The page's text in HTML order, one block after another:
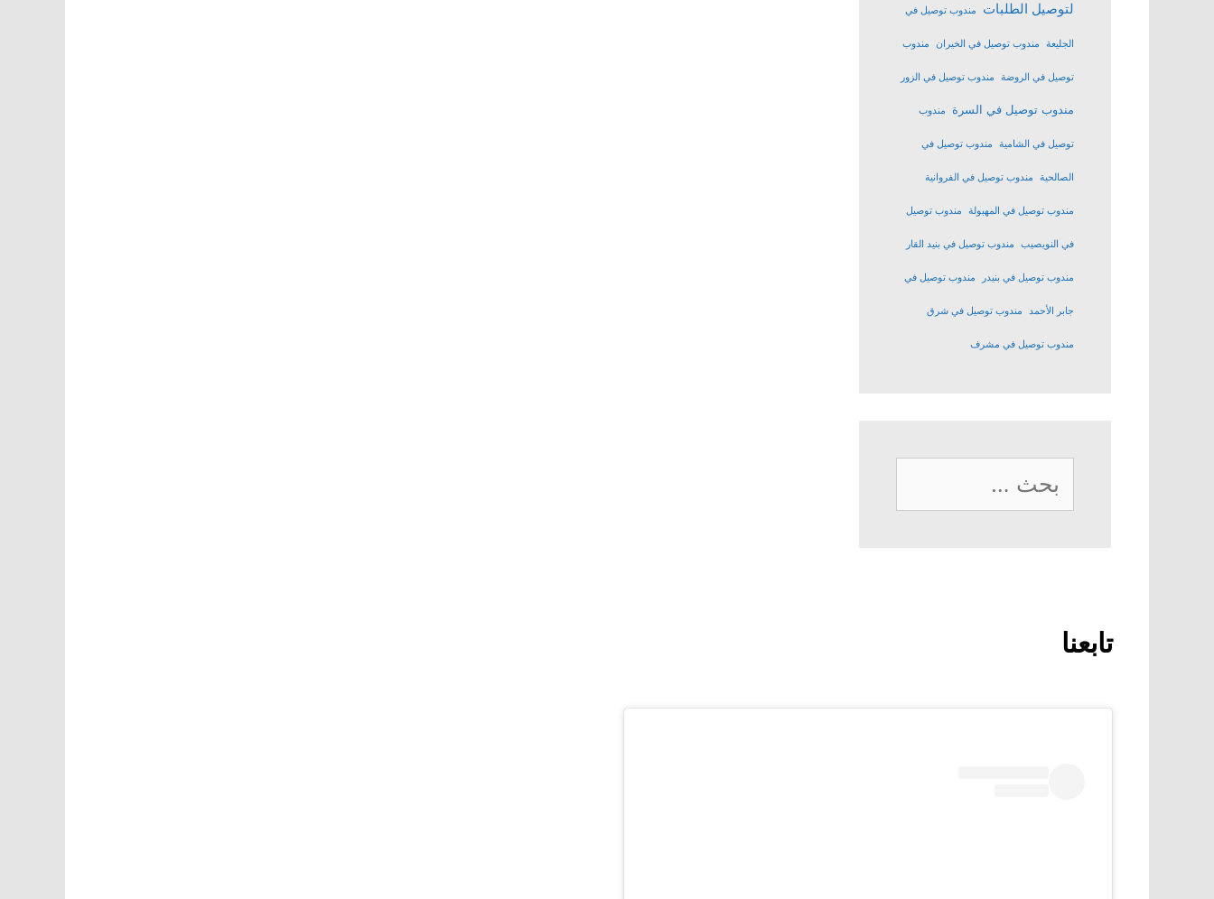
لتوصيل الطلبات مندوب توصيل في
الجليعة مندوب توصيل في الخيران مندوب
توصيل في الروضة مندوب توصيل في الزور
مندوب توصيل في السرة مندوب
توصيل في الشامية مندوب توصيل في
الصالحية مندوب توصيل في الفروانية
مندوب توصيل في المهبولة مندوب توصيل
في النويصيب مندوب توصيل في بنيد القار
مندوب توصيل في بنيدر مندوب توصيل في
جابر الأحمد مندوب توصيل في شرق
مندوب توصيل في مشرف
البحث
عن:
تابعنا